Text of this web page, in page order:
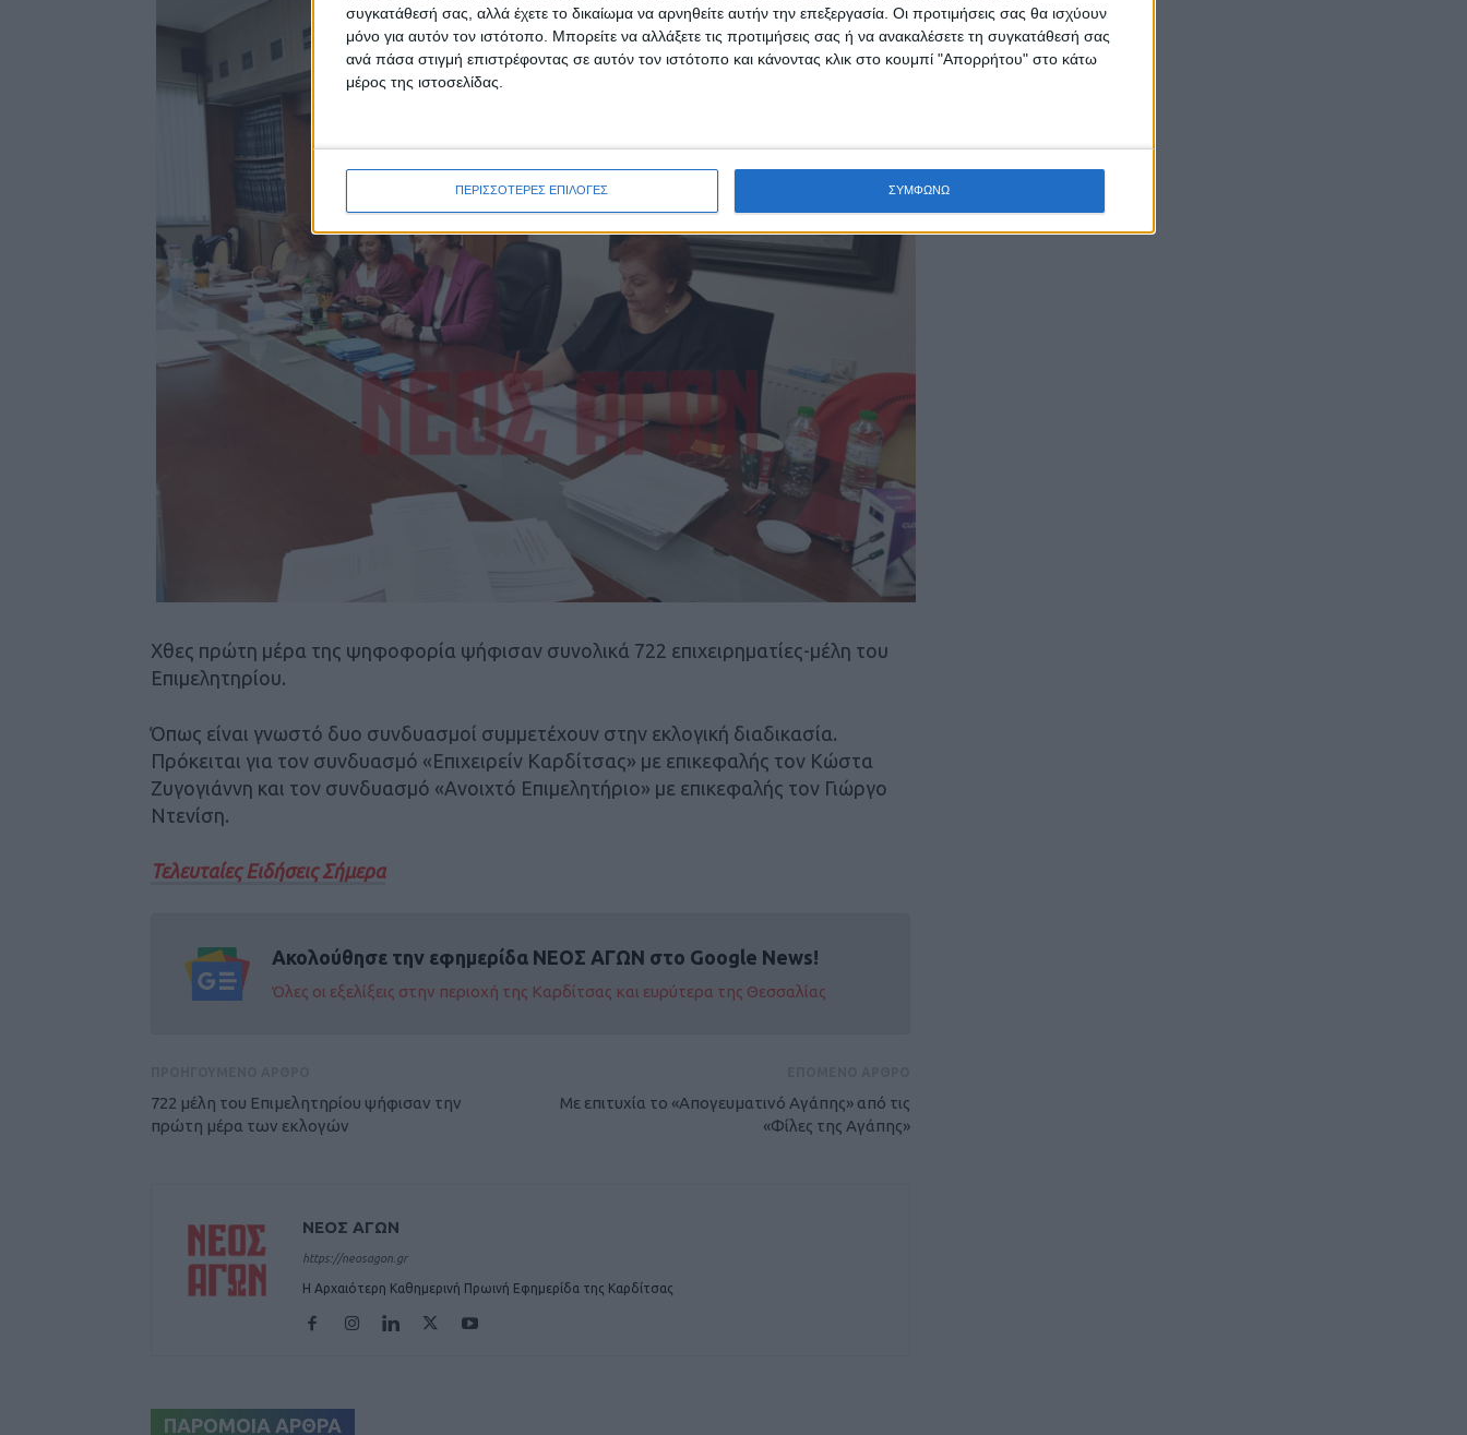
συγκατάθεσή σας, αλλά έχετε το δικαίωμα να αρνηθείτε αυτήν την επεξεργασία. Οι προτιμήσεις σας θα ισχύουν
μόνο για αυτόν τον ιστότοπο. Μπορείτε να αλλάξετε τις προτιμήσεις σας ή να ανακαλέσετε τη συγκατάθεσή σας
ανά πάσα στιγμή επιστρέφοντας σε αυτόν τον ιστότοπο και κάνοντας κλικ στο κουμπί "Απορρήτου" στο κάτω
μέρος της ιστοσελίδας.
ΠΕΡΙΣΣΟΤΕΡΕΣ ΕΠΙΛΟΓΕΣ ΣΥΜΦΩΝΩ
Χθες πρώτη μέρα της ψηφοφορία ψήφισαν συνολικά 722 επιχειρηματίες-μέλη του
Επιμελητηρίου.
Όπως είναι γνωστό δυο συνδυασμοί συμμετέχουν στην εκλογική διαδικασία.
Πρόκειται για τον συνδυασμό «Επιχειρείν Καρδίτσας» με επικεφαλής τον Κώστα
Ζυγογιάννη και τον συνδυασμό «Ανοιχτό Επιμελητήριο» με επικεφαλής τον Γιώργο
Ντενίση.
Τελευταίες Ειδήσεις Σήμερα
Ακολούθησε την εφημερίδα ΝΕΟΣ ΑΓΩΝ στο Google News!
Όλες οι εξελίξεις στην περιοχή της Καρδίτσας και ευρύτερα της Θεσσαλίας
722 μέλη του Επιμελητηρίου ψήφισαν την
πρώτη μέρα των εκλογών
Με επιτυχία το «Απογευματινό Αγάπης» από τις
«Φίλες της Αγάπης»
ΝΕΟΣ ΑΓΩΝ
https://neosagon.gr
Η Αρχαιότερη Καθημερινή Πρωινή Εφημερίδα της Καρδίτσας
ΠΑΡΟΜΟΙΑ ΑΡΘΡΑ